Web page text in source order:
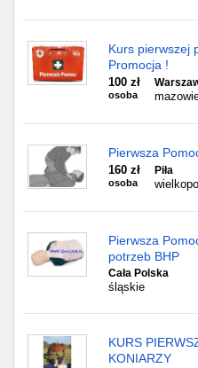
Kurs pierwszej
Promocja !
100 zł
osoba
Pierwsza
160 zł
osoba
Piła
Pierwsza
potrzeb BHP
Cała Polska
śląskie
KURS
KONIARZY